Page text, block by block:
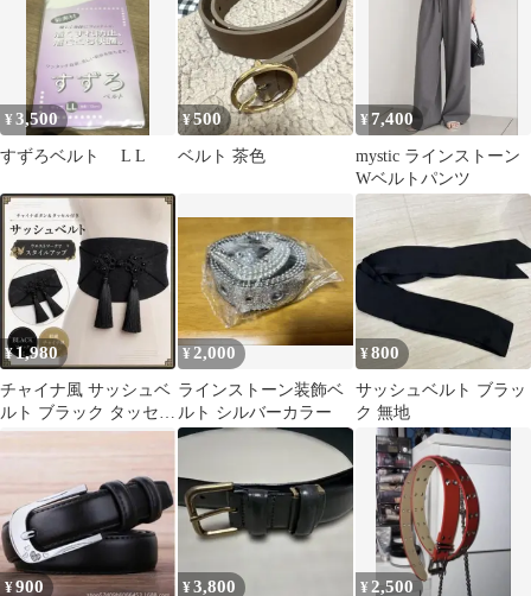
¥3,500
すずろベルト L L
¥500
ベルト 茶色
¥7,400
mystic ラインストーン
Wベルトパンツ
¥1,980
チャイナ風 サッシュベ
ルト ブラック タッセル
付き ウエストマーク
¥ 2,000
ラインストーン装飾ベ
ルト シルバーカラー
¥800
サッシュベルト ブラッ
ク 無地
¥900 ¥3,800 ¥ 2,500